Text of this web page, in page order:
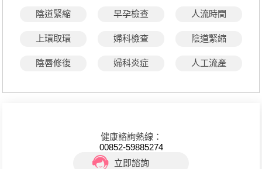
陰道緊縮 早孕檢查 人流時間
上環取環 婦科檢查 陰道緊縮
陰唇修復 婦科炎症 人工流產
健康諮詢熱線：
00852-59885274
立即諮詢